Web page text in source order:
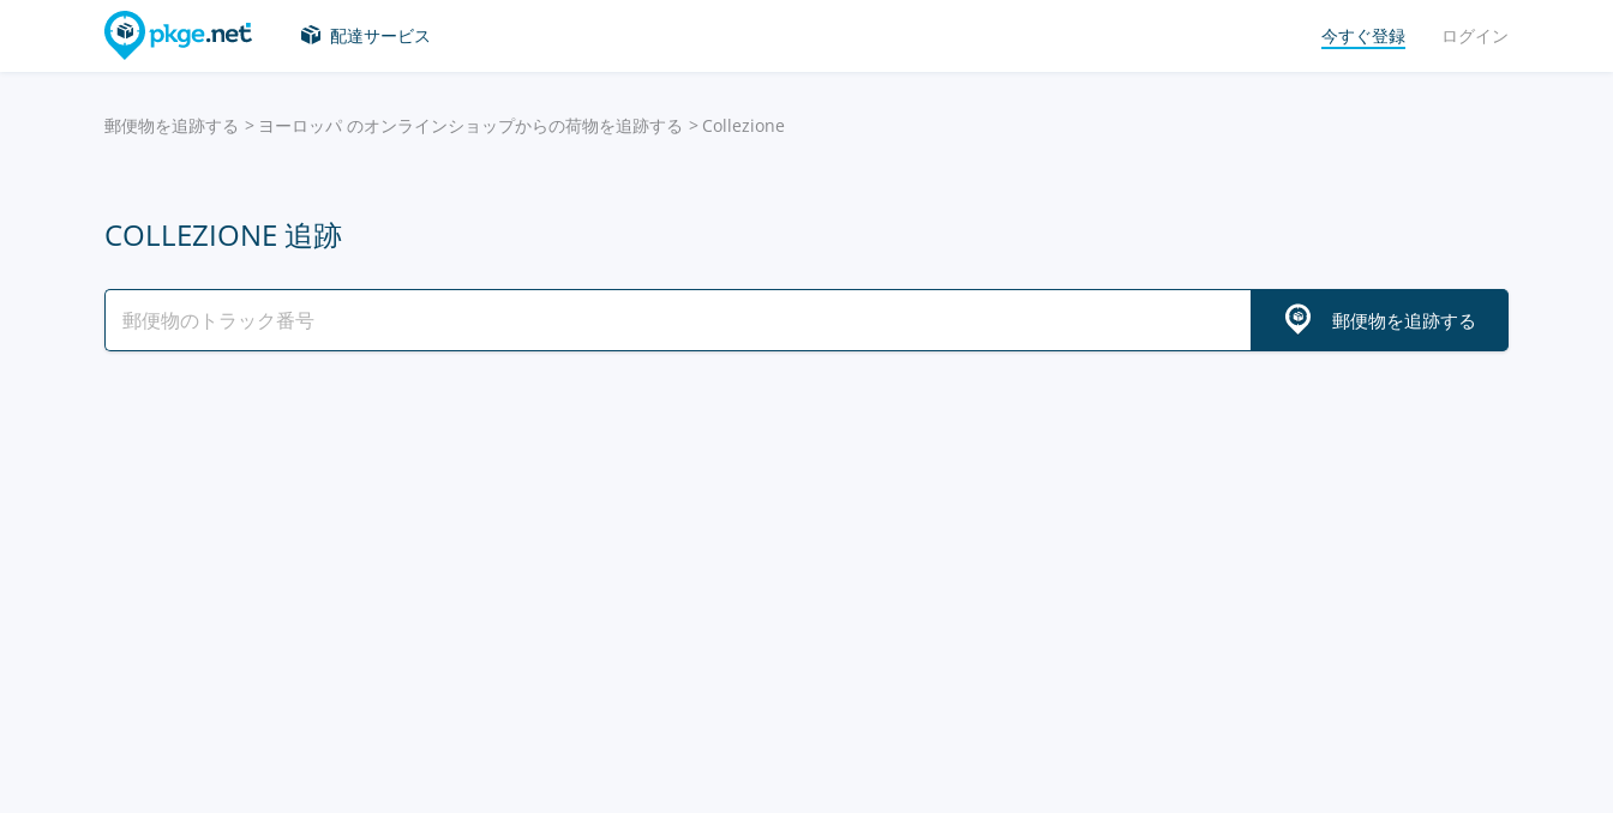
配達サービス 今すぐ登録 ログイン
郵便物を追跡する ヨーロッパ のオンラインショップからの荷物を追跡する Collezione
COLLEZIONE 追跡
郵便物を追跡する